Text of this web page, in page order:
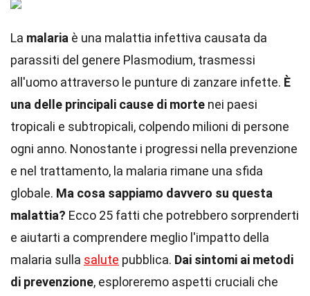
La malaria è una malattia infettiva causata da
parassiti del genere Plasmodium, trasmessi
all'uomo attraverso le punture di zanzare infette. È
una delle principali cause di morte nei paesi
tropicali e subtropicali, colpendo milioni di persone
ogni anno. Nonostante i progressi nella prevenzione
e nel trattamento, la malaria rimane una sfida
globale. Ma cosa sappiamo davvero su questa
malattia? Ecco 25 fatti che potrebbero sorprenderti
e aiutarti a comprendere meglio l'impatto della
malaria sulla salute pubblica. Dai sintomi ai metodi
di prevenzione, esploreremo aspetti cruciali che